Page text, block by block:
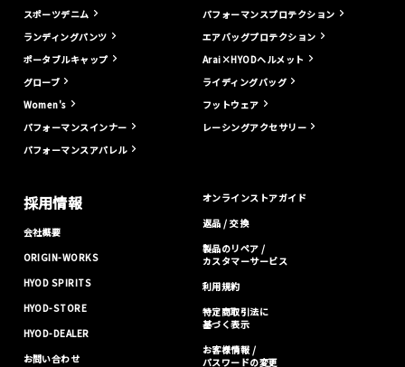
スポーツデニム
ランディングパンツ
ポータブルキャップ
グローブ
Women's
パフォーマンスインナー
パフォーマンスアパレル
パフォーマンスプロテクション
エアバッグプロテクション
Arai×HYODヘルメット
ライディングバッグ
フットウェア
レーシングアクセサリー
採用情報
会社概要
ORIGIN-WORKS
HYOD SPIRITS
HYOD-STORE
HYOD-DEALER
お問い合わせ
オンラインストアガイド
返品 / 交換
製品のリペア /
カスタマーサービス
利用規約
特定商取引法に
基づく表示
お客様情報 /
パスワードの変更